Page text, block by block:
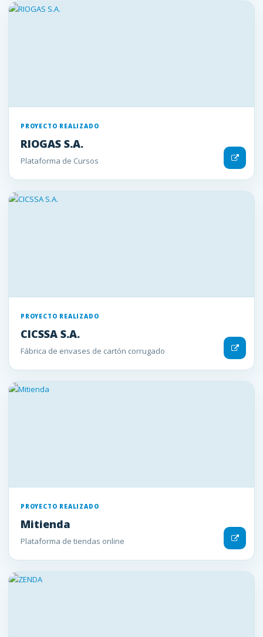
PROYECTO REALIZADO
RIOGAS S.A.
Plataforma de Cursos
PROYECTO REALIZADO
CICSSA S.A.
Fábrica de envases de cartón corrugado
PROYECTO REALIZADO
Mitienda
Plataforma de tiendas online